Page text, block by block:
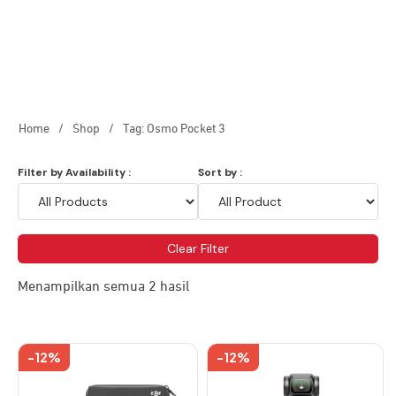
Home / Shop / Tag: Osmo Pocket 3
Filter by Availability : Sort by :
Clear Filter
Menampilkan semua 2 hasil
-12%
Produk
-12%
Produk